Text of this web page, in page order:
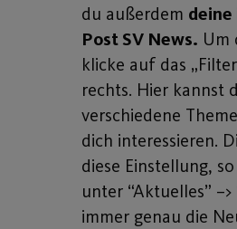
du außerdem
Post SV News. Um
klicke auf das
rechts. Hier kannst
verschiedene
dich interessieren.
diese Einstellung,
unter “Aktuelles” –>
immer genau die